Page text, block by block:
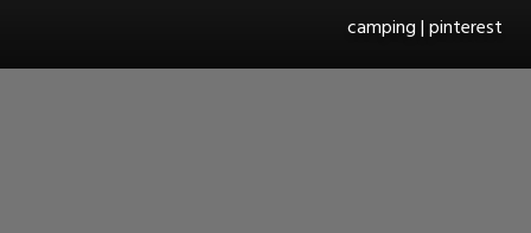
camping | pinterest